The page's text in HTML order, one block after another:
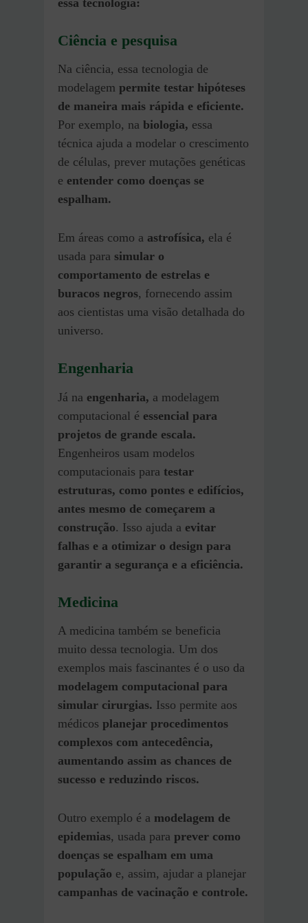
Ciência e pesquisa
Na ciência, essa tecnologia de
modelagem permite testar hipóteses
de maneira mais rápida e eficiente.
Por exemplo, na biologia, essa
técnica ajuda a modelar o crescimento
de células, prever mutações genéticas
e entender como doenças se
espalham.
Em áreas como a astrofísica, ela é
usada para simular o
comportamento de estrelas e
buracos negros, fornecendo assim
aos cientistas uma visão detalhada do
universo.
Engenharia
Já na engenharia, a modelagem
computacional é essencial para
projetos de grande escala.
Engenheiros usam modelos
computacionais para testar
estruturas, como pontes e edifícios,
antes mesmo de começarem a
construção. Isso ajuda a evitar
falhas e a otimizar o design para
garantir a segurança e a eficiência.
Medicina
A medicina também se beneficia
muito dessa tecnologia. Um dos
exemplos mais fascinantes é o uso da
modelagem computacional para
simular cirurgias. Isso permite aos
médicos planejar procedimentos
complexos com antecedência,
aumentando assim as chances de
sucesso e reduzindo riscos.
Outro exemplo é a modelagem de
epidemias, usada para prever como
doenças se espalham em uma
população e, assim, ajudar a planejar
campanhas de vacinação e controle.